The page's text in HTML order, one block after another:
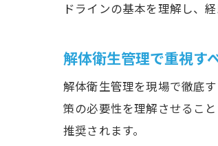
ドラインの基本を理解し、
解体衛生管理で重視す
解体衛生管理を現場で徹底
策の必要性を理解させるこ
推奨されます。